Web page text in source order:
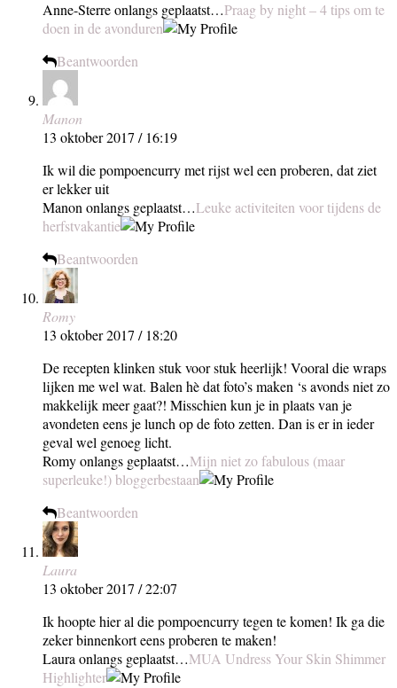
Anne-Sterre onlangs geplaatst…Praag by night – 4 tips om te
doen in de avonduren
Beantwoorden
Manon
13 oktober 2017 / 16:19
Ik wil die pompoencurry met rijst wel een proberen, dat ziet
er lekker uit
Manon onlangs geplaatst…Leuke activiteiten voor tijdens de
herfstvakantie
Beantwoorden
Romy
13 oktober 2017 / 18:20
De recepten klinken stuk voor stuk heerlijk! Vooral die wraps
lijken me wel wat. Balen hè dat foto’s maken ‘s avonds niet zo
makkelijk meer gaat?! Misschien kun je in plaats van je
avondeten eens je lunch op de foto zetten. Dan is er in ieder
geval wel genoeg licht.
Romy onlangs geplaatst…Mijn niet zo fabulous (maar
superleuke!) bloggerbestaan
Beantwoorden
Laura
13 oktober 2017 / 22:07
Ik hoopte hier al die pompoencurry tegen te komen! Ik ga die
zeker binnenkort eens proberen te maken!
Laura onlangs geplaatst…MUA Undress Your Skin Shimmer
Highlighter